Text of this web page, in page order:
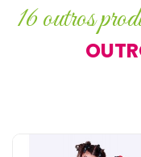
16 outros